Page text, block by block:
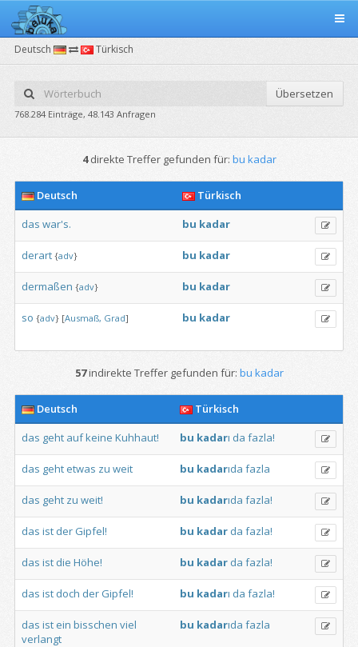
Deutsch Türkisch
Übersetzen
768.284 Einträge, 48.143 Anfragen
4direkte Treffer gefunden für: bu kadar
Deutsch
Türkisch
das war's. bu kadar
derart {adv} bu kadar
dermaßen {adv} bu kadar
so {adv} [Ausmaß, Grad] bu kadar
57indirekte Treffer gefunden für: bu kadar
Deutsch
Türkisch
das geht aufkeine Kuhhaut! bu kadarı da fazla!
das geht etwas zu weit bu kadarıda fazla
das geht zu weit! bu kadarıda fazla!
das ist der Gipfel! bu kadar da fazla!
das ist die Höhe! bu kadar da fazla!
das ist doch der Gipfel! bu kadarı da fazla!
das ist ein bisschen viel
verlangt
bu kadarıda fazla